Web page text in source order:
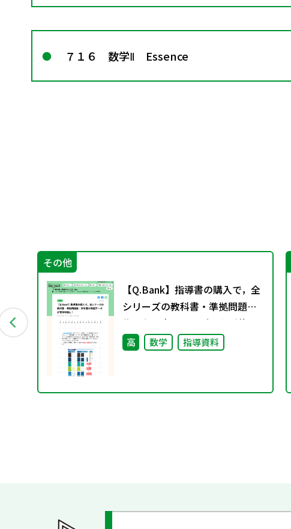
７１６ 数学Ⅱ Essence
その他
【Q.Bank】指導書の購入で，全
シリーズの教科書・準拠問題
集・参考書の問題データが使用
可能に！
高 数学 指導資料